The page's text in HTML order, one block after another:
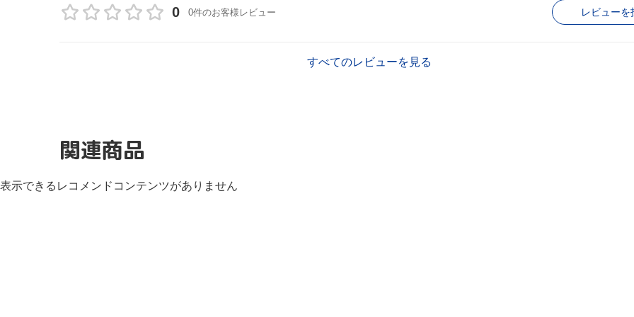
0 0件のお客様レビュー レビューを
すべてのレビューを見る
関連商品
表示できるレコメンドコンテンツがありません